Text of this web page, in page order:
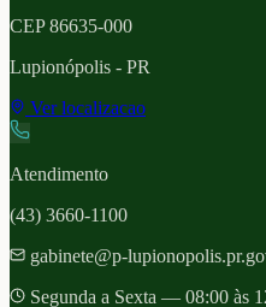
CEP86635-000
Lupionópolis - PR
Ver localizacao
Atendimento
(43) 3660-1100
gabinete@p-
Segunda a Sexta — 08:00 às